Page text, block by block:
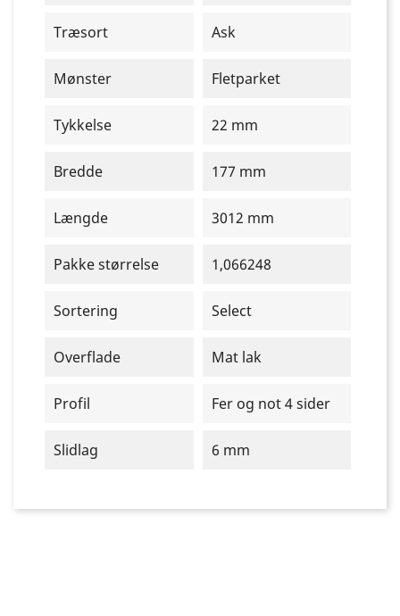
Træsort Ask
Mønster Fletparket
Tykkelse 22 mm
Bredde 177 mm
Længde 3012 mm
Pakke størrelse 1,066248
Sortering Select
Overflade Mat lak
Profil Fer og not 4 sider
Slidlag 6 mm